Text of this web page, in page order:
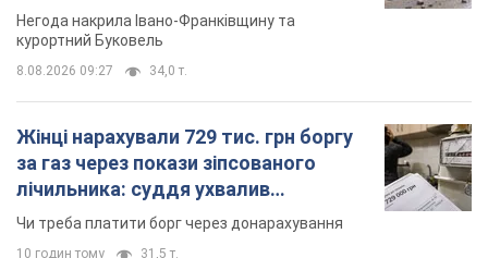
Відео
Негода накрила Івано-Франківщину та
курортний Буковель
8.08.2026 09:27 34,0 т.
Жінці нарахували 729 тис. грн боргу
за газ через покази зіпсованого
лічильника: суддя ухвалив
неочікуване рішення
Чи треба платити борг через донарахування
10 годин тому 31,5 т.